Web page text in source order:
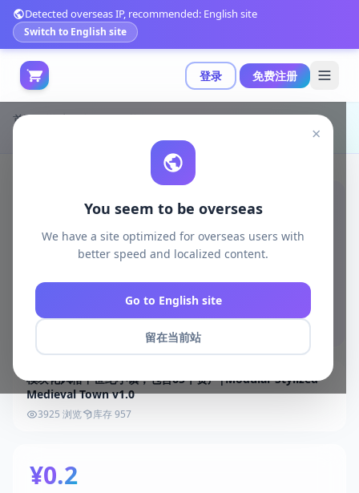
登录 免费注册
Detected overseas IP, recommended: English site
Switch to English site
×
You seem to be overseas
We have a site optimized for overseas users with
better speed and localized content.
Go to English site
留在当前站
首页 游戏开发 unity资源
Unity 3D-Models
模块化风格中世纪小镇，包含65个资产|Modular Stylized
Medieval Town v1.0
3925 浏览 库存 957
¥0.2